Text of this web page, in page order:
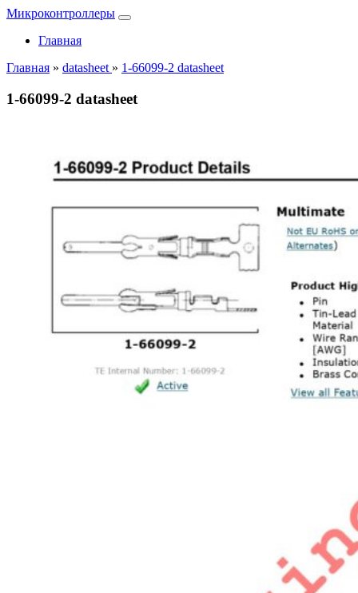
Микроконтроллеры
Главная
Главная » datasheet » 1-66099-2 datasheet
1-66099-2 datasheet